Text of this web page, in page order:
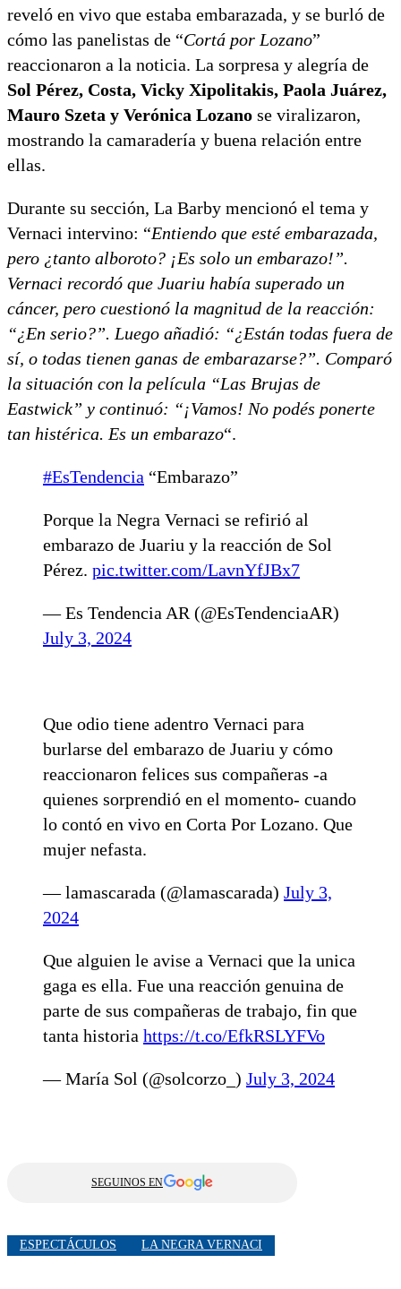
reveló en vivo que estaba embarazada, y se burló de
cómo las panelistas de “Cortá por Lozano”
reaccionaron a la noticia. La sorpresa y alegría de
Sol Pérez, Costa, Vicky Xipolitakis, Paola Juárez,
Mauro Szeta y Verónica Lozano se viralizaron,
mostrando la camaradería y buena relación entre
ellas.
Durante su sección, La Barby mencionó el tema y
Vernaci intervino: “Entiendo que esté embarazada,
pero ¿tanto alboroto? ¡Es solo un embarazo!”.
Vernaci recordó que Juariu había superado un
cáncer, pero cuestionó la magnitud de la reacción:
“¿En serio?”. Luego añadió: “¿Están todas fuera de
sí, o todas tienen ganas de embarazarse?”. Comparó
la situación con la película “Las Brujas de
Eastwick” y continuó: “¡Vamos! No podés ponerte
tan histérica. Es un embarazo“.
#EsTendencia “Embarazo”
Porque la Negra Vernaci se refirió al
embarazo de Juariu y la reacción de Sol
Pérez. pic.twitter.com/LavnYfJBx7
— Es Tendencia AR (@EsTendenciaAR)
July 3, 2024
Que odio tiene adentro Vernaci para
burlarse del embarazo de Juariu y cómo
reaccionaron felices sus compañeras -a
quienes sorprendió en el momento- cuando
lo contó en vivo en Corta Por Lozano. Que
mujer nefasta.
— lamascarada (@lamascarada) July 3,
2024
Que alguien le avise a Vernaci que la unica
gaga es ella. Fue una reacción genuina de
parte de sus compañeras de trabajo, fin que
tanta historia https://t.co/EfkRSLYFVo
— María Sol (@solcorzo_) July 3, 2024
SEGUINOS EN
ESPECTÁCULOS LA NEGRA VERNACI